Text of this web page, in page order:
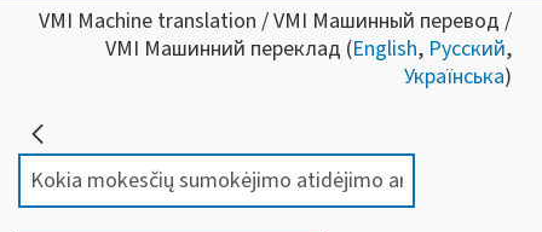
VMI Machine translation / VMI Машинный перевод /
VMI Машинний переклад (English, Русский,
Українська)